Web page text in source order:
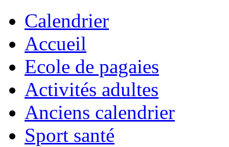
Calendrier
Accueil
Ecole de pagaies
Activités adultes
Anciens calendrier
Sport santé